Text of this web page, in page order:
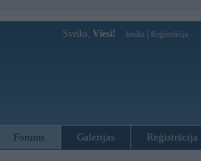
Sveiks, Viesi! Ienākt Reģistrācija
Forums Galerijas Reģistrācija